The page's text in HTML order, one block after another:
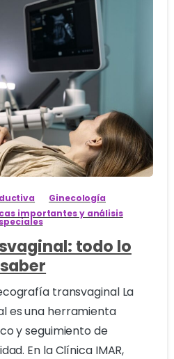
1
Ginecología
importantes y análisis
todo lo
transvaginal La
es una herramienta
y seguimiento de
En la Clínica IMAR,